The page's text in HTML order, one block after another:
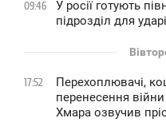
09:46
У росії готують
підрозділ для
17:52
Перехоплювачі,
перенесення війни
Хмара озвучив